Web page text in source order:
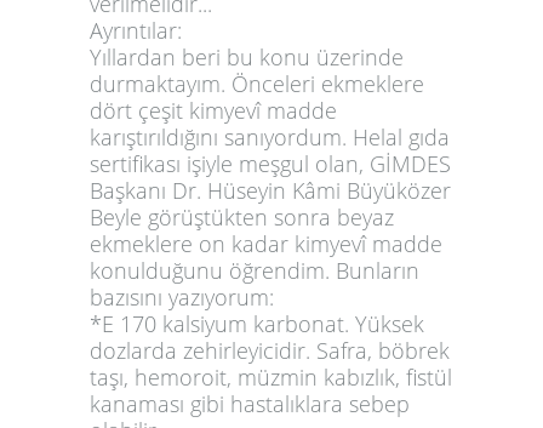
Ayrıntılar:
Yıllardan beri bu konu üzerinde
durmaktayım. Önceleri ekmeklere
dört çeşit kimyevî madde
karıştırıldığını sanıyordum. Helal gıda
sertifikası işiyle meşgul olan, GİMDES
Başkanı Dr. Hüseyin Kâmi Büyüközer
Beyle görüştükten sonra beyaz
ekmeklere on kadar kimyevî madde
konulduğunu öğrendim. Bunların
bazısını yazıyorum:
*E 170 kalsiyum karbonat. Yüksek
dozlarda zehirleyicidir. Safra, böbrek
taşı, hemoroit, müzmin kabızlık, fistül
kanaması gibi hastalıklara sebep